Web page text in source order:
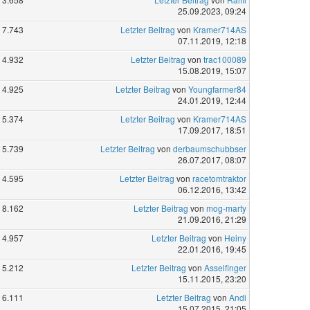
25.09.2023, 09:24
7.743 Letzter Beitrag von Kramer714AS
07.11.2019, 12:18
4.932 Letzter Beitrag von trac100089
15.08.2019, 15:07
4.925 Letzter Beitrag von Youngfarmer84
24.01.2019, 12:44
5.374 Letzter Beitrag von Kramer714AS
17.09.2017, 18:51
5.739 Letzter Beitrag von derbaumschubbser
26.07.2017, 08:07
4.595 Letzter Beitrag von racetomtraktor
06.12.2016, 13:42
8.162 Letzter Beitrag von mog-marty
21.09.2016, 21:29
4.957 Letzter Beitrag von Heiny
22.01.2016, 19:45
5.212 Letzter Beitrag von Asselfinger
15.11.2015, 23:20
6.111 Letzter Beitrag von Andi